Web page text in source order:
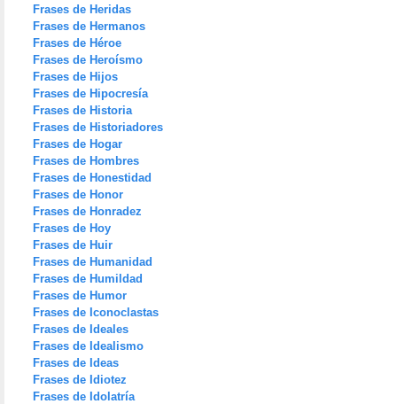
Frases de Heridas
Frases de Hermanos
Frases de Héroe
Frases de Heroísmo
Frases de Hijos
Frases de Hipocresía
Frases de Historia
Frases de Historiadores
Frases de Hogar
Frases de Hombres
Frases de Honestidad
Frases de Honor
Frases de Honradez
Frases de Hoy
Frases de Huir
Frases de Humanidad
Frases de Humildad
Frases de Humor
Frases de Iconoclastas
Frases de Ideales
Frases de Idealismo
Frases de Ideas
Frases de Idiotez
Frases de Idolatría